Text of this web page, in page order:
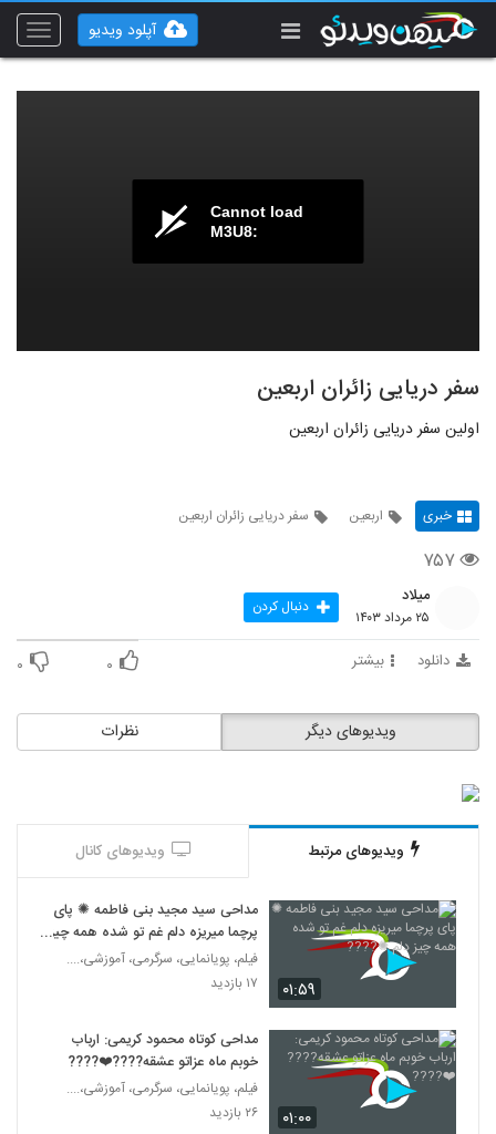
Toggle
آپلود ویدیو
Cannot load
M3U8:
سفر دریایی زائران اربعین
اولین سفر دریایی زائران اربعین
خبری اربعین سفر دریایی زائران اربعین
۷۵۷
میلاد
۲۵ مرداد ۱۴۰۳ دنبال کردن
دانلود بیشتر ۰ ۰
نظرات ویدیوهای دیگر
ویدیوهای مرتبط ویدیوهای کانال
۰۱:۵۹
مداحی سید مجید بنی فاطمه ✺ پای
پرچما میریزه دلم غم تو شده همه چیز
دلم ✺????
فیلم، پویانمایی، سرگرمی، آموزشی،....
۱۷ بازدید
۰۱:۰۰
مداحی کوتاه محمود کریمی: ارباب
خوبم ماه عزاتو عشقه????❤️????
فیلم، پویانمایی، سرگرمی، آموزشی،....
۲۶ بازدید